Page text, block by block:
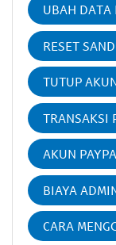
UBAH DATA
RESET
TUTUP
TRANSAKSI
AKUN
BIAYA
CARA